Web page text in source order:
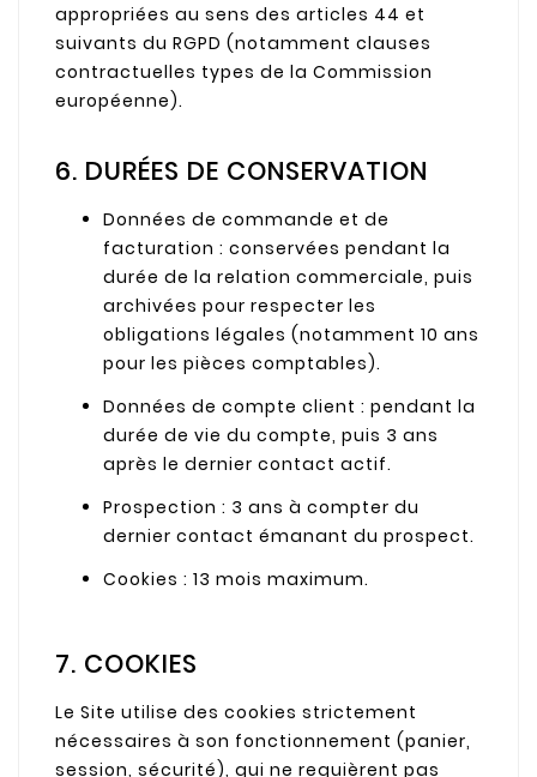
appropriées au sens des articles 44 et
suivants du RGPD (notamment clauses
contractuelles types de la Commission
européenne).
6. DURÉES DE CONSERVATION
Données de commande et de
facturation : conservées pendant la
durée de la relation commerciale, puis
archivées pour respecter les
obligations légales (notamment 10 ans
pour les pièces comptables).
Données de compte client : pendant la
durée de vie du compte, puis 3 ans
après le dernier contact actif.
Prospection : 3 ans à compter du
dernier contact émanant du prospect.
Cookies : 13 mois maximum.
7. COOKIES
Le Site utilise des cookies strictement
nécessaires à son fonctionnement (panier,
session, sécurité), qui ne requièrent pas